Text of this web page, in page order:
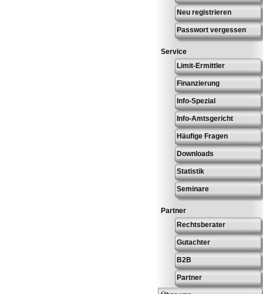
Neu registrieren
Passwort vergessen
Service
Limit-Ermittler
Finanzierung
Info-Spezial
Info-Amtsgericht
Häufige Fragen
Downloads
Statistik
Seminare
Partner
Rechtsberater
Gutachter
B2B
Partner